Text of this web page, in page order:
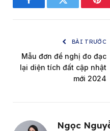
FacebookTwitter
BÀI TRƯỚC
Mẫu đơn đề nghị đo đạc
lại diện tích đất cập nhật
mới 2024
Ngọc